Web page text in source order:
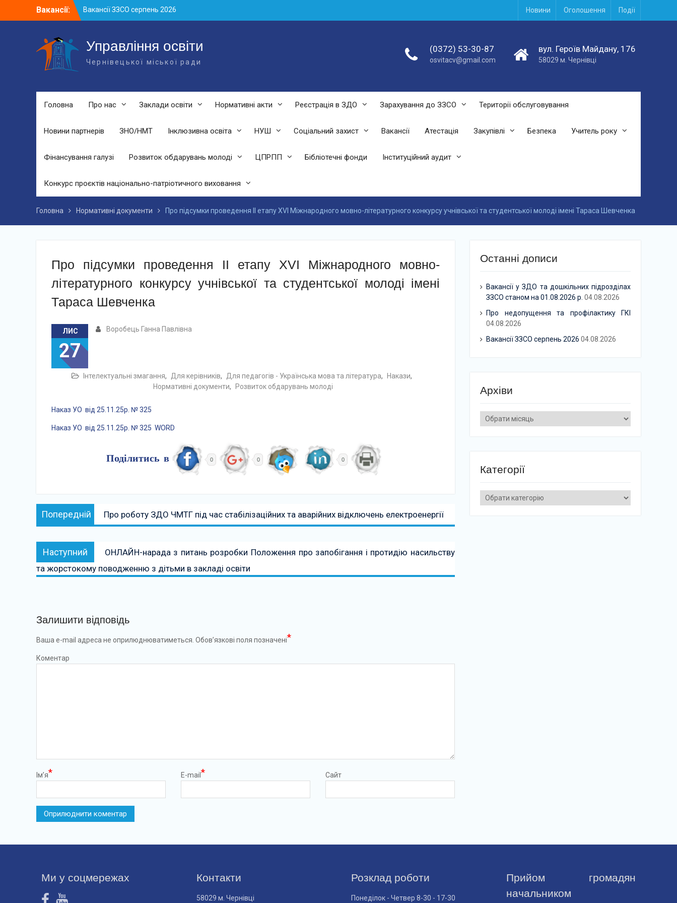
Вакансії:
Вакансії ЗЗСО серпень 2026
Вакансії ЗЗСО червень 2026
підрозділах ЗЗСО станом на 01.08.2026
р.
Новини Оголошення Події
Управління освіти
Чернівецької міської ради
(0372) 53-30-87
osvitacv@gmail.com
вул. Героїв Майдану, 176
58029 м. Чернівці
Головна Про нас Заклади освіти Нормативні акти Реєстрація в ЗДО Зарахування до ЗЗСО Території обслуговування
Новини партнерів ЗНО/НМТ Інклюзивна освіта НУШ Соціальний захист Вакансії Атестація Закупівлі Безпека Учитель року
Фінансування галузі Розвиток обдарувань молоді ЦПРПП Бібліотечні фонди Інституційний аудит
Конкурс проєктів національно-патріотичного виховання
Головна Нормативні документи Про підсумки проведення ІІ етапу ХVІ Міжнародного мовно-літературного конкурсу учнівської та студентської молоді імені Тараса Шевченка
Про підсумки проведення ІІ етапу ХVІ Міжнародного мовно-
літературного конкурсу учнівської та студентської молоді імені
Тараса Шевченка
ЛИС
27
Воробець Ганна Павлівна
Інтелектуальні змагання, Для керівників, Для педагогів - Українська мова та література, Накази,
Нормативні документи, Розвиток обдарувань молоді
Наказ УО від 25.11.25р. № 325
Наказ УО від 25.11.25р. № 325 WORD
Поділитись в 0 0 0
Навігація
записів
Попередній Попередній:
Про роботу ЗДО ЧМТГ під час стабілізаційних та аварійних відключень електроенергії
Наступний Наступний:
ОНЛАЙН-нарада з питань розробки Положення про запобігання і протидію насильству
та жорстокому поводженню з дітьми в закладі освіти
Залишити відповідь
Ваша e-mail адреса не оприлюднюватиметься. Обов’язкові поля позначені*
Коментар
Ім’я* E-mail * Сайт
Останні дописи
Вакансії у ЗДО та дошкільних підрозділах
ЗЗСО станом на 01.08.2026 р. 04.08.2026
Про недопущення та профілактику ГКІ
04.08.2026
Вакансії ЗЗСО серпень 2026 04.08.2026
Архіви
Архіви
Категорії
Категорії
Ми у соцмережах Контакти
58029 м. Чернівці
Розклад роботи
Понеділок - Четвер 8-30 - 17-30
Прийом громадян
начальником